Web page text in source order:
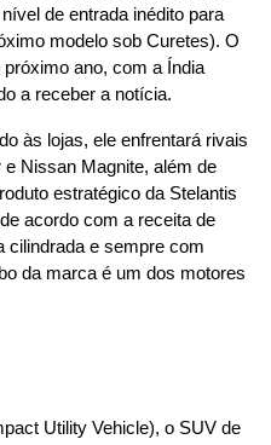
de entrada inédito para
modelo sob Curetes). O
ano, com a Índia
a receber a notícia.
às lojas, ele enfrentará rivais
Nissan Magnite, além de
estratégico da Stelantis
acordo com a receita de
cilindrada e sempre com
da marca é um dos motores
Utility Vehicle), o SUV de